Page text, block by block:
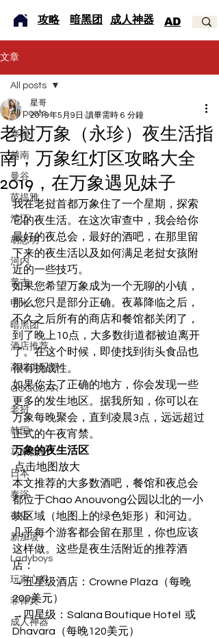
​攻略 暗黑团 成人神器 AD
文章
All posts
泰国
越南
曼谷
芭提雅
清迈
胡志明
河内
普吉
甲米
暗黑团
酒店推荐
高端俱乐部
GOGOBAR
老挝
韩国
马来西亚
日本
泰浴
夜店
新加坡
Ladyboys
玩家心得
菲律宾
成人神器
All posts
老挝万象（永珍）夜生活指
南，万象红灯区攻略大全
2019，在万象遇见妹子
星哥
2019年5月9日 讀畢需時 6 分鐘
我在老挝首都万象住了一个星期，探索
它的夜生活。在这次审查中，我会给你
最好的夜总会，最好的酒吧，在那里留
下来的夜生活以及如何满足老挝女孩附
近的一些技巧。
如果您希望万象成为一个无聊的小镇，
那么您只是部分正确。夜幕降临之后，
不久之后所有的商店和餐馆都关闭了，
到了晚上10点，大多数街道都被迫离开
了。在这个时候，即使找到街头食品也
很有挑战性。
如果你去了正确的地方，你会发现一些
更多的发生地区。据我所知，你可以在
万象每晚聚会，直到凌晨3点，远远超过
正式的午夜宵禁。
万象的夜生活区
点击地图放大
本文推荐的大多数酒吧，餐馆和夜总会
都位于Chao Anouvong公园以北的一小
块区域（地图上的绿色矩形）和河边。
几乎每个游客都会留在那里，你也应该
这样做。这些是夜生活附近的推荐酒
店：
→五星级酒店：Crowne Plaza（每晚
200美元）
→四星级：Salana Boutique Hotel  或
Dhavara（每晚120美元）